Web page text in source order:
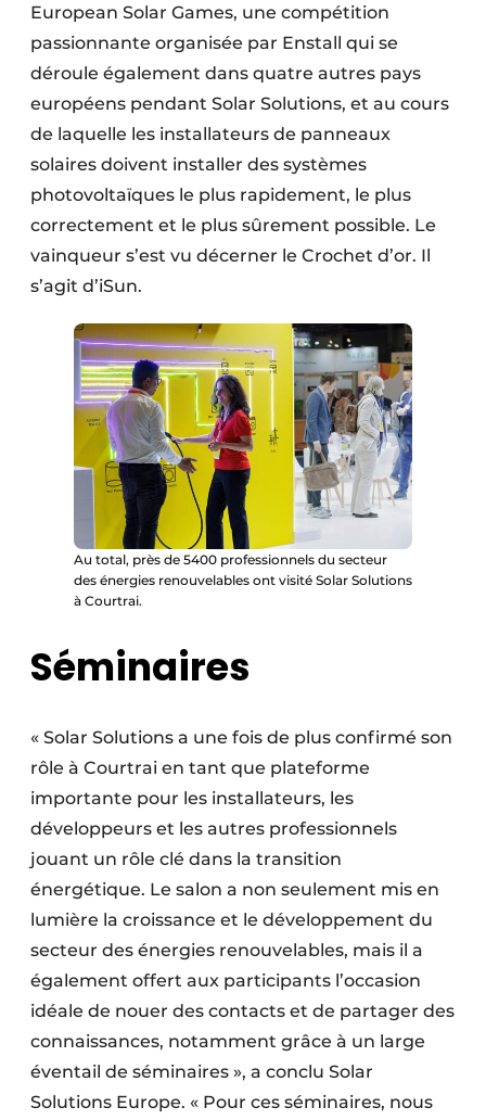
European Solar Games, une compétition
passionnante organisée par Enstall qui se
déroule également dans quatre autres pays
européens pendant Solar Solutions, et au cours
de laquelle les installateurs de panneaux
solaires doivent installer des systèmes
photovoltaïques le plus rapidement, le plus
correctement et le plus sûrement possible. Le
vainqueur s’est vu décerner le Crochet d’or. Il
s’agit d’iSun.
Au total, près de 5400 professionnels du secteur
des énergies renouvelables ont visité Solar Solutions
à Courtrai.
Séminaires
« Solar Solutions a une fois de plus confirmé son
rôle à Courtrai en tant que plateforme
importante pour les installateurs, les
développeurs et les autres professionnels
jouant un rôle clé dans la transition
énergétique. Le salon a non seulement mis en
lumière la croissance et le développement du
secteur des énergies renouvelables, mais il a
également offert aux participants l’occasion
idéale de nouer des contacts et de partager des
connaissances, notamment grâce à un large
éventail de séminaires », a conclu Solar
Solutions Europe. « Pour ces séminaires, nous